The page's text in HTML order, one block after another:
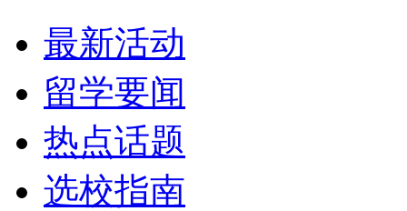
最新活动
留学要闻
热点话题
选校指南